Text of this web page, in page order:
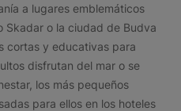
a lugares emblemáticos
Skadar o la ciudad de Budva
cortas y educativas para
disfrutan del mar o se
los más pequeños
para ellos en los hoteles